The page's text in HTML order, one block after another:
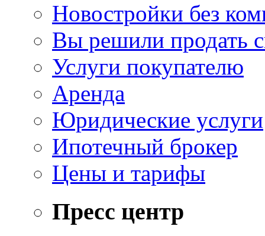
Новостройки без
Вы решили продать
Услуги покупателю
Аренда
Юридические услуги
Ипотечный брокер
Цены и тарифы
Пресс центр